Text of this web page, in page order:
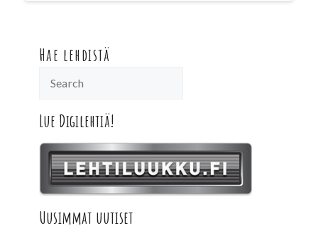
Hae lehdistä
Lue Digilehtiä!
Uusimmat uutiset